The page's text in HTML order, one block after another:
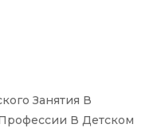
Занятия В
В Детском